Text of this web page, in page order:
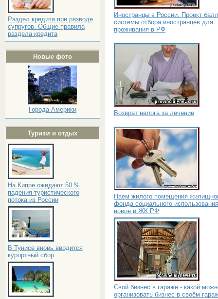
Раздел кредита при разводе
супругов. Общие правила
раздела кредита
Новые фото
Города Америки
Туризм и отдых
На Кипре ожидают 50 %
падения туристического
потока из России
В Тунисе вновь вводится
курортный сбор
Иностранцы в России. Проект
системы отбора иностранцев для
проживания в РФ
Возврат налога за лечение
Наем жилого помещения
фонда социального
новое в ЖК РФ
Свой бизнес в гараже - какой
организовать бизнес в своём